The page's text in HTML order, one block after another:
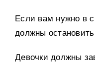
Если вам нужно в
должны
Девочки должны